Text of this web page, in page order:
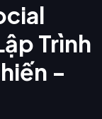
Trình
-